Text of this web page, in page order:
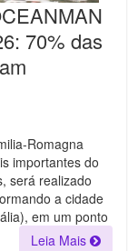
70% das
Romagna
importantes do
será realizado
a cidade
em um ponto
Leia Mais